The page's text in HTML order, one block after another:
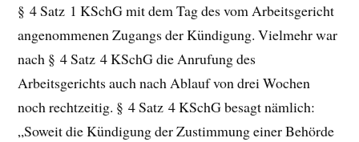
§ 4 Satz 1 KSchG mit dem Tag des vom Arbeitsgericht
angenommenen Zugangs der Kündigung. Vielmehr war
nach § 4 Satz 4 KSchG die Anrufung des
Arbeitsgerichts auch nach Ablauf von drei Wochen
noch rechtzeitig. § 4 Satz 4 KSchG besagt nämlich:
„Soweit die Kündigung der Zustimmung einer Behörde